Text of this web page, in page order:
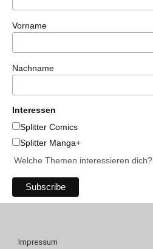
Vorname
Nachname
Interessen
Splitter Comics
Splitter Manga+
Welche Themen interessieren dich?
Impressum